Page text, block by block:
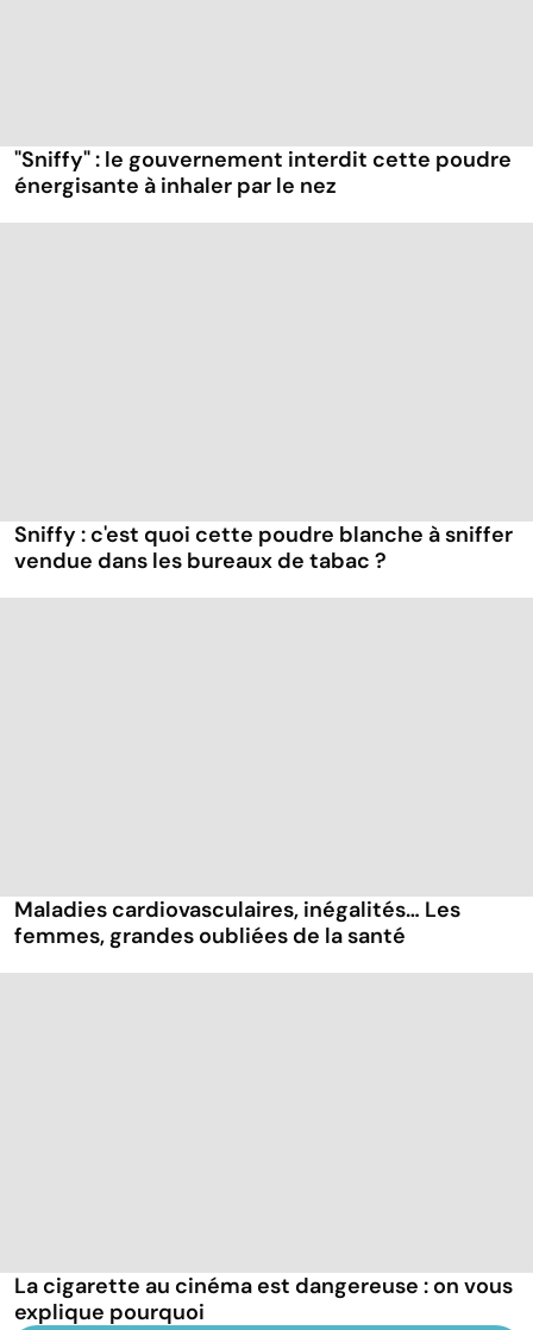
"Sniffy" : le gouvernement interdit cette poudre
énergisante à inhaler par le nez
Sniffy : c'est quoi cette poudre blanche à sniffer
vendue dans les bureaux de tabac ?
Maladies cardiovasculaires, inégalités… Les
femmes, grandes oubliées de la santé
La cigarette au cinéma est dangereuse : on vous
explique pourquoi